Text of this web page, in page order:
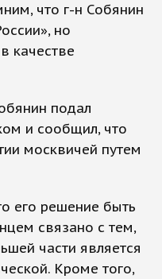
что г-н Собянин
но
качестве
подал
и сообщил, что
москвичей путем
его решение быть
связано с тем,
части является
Кроме того,